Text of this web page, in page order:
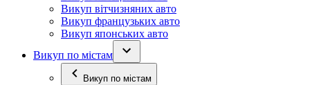
Викуп вітчизняних авто
Викуп французьких авто
Викуп японських авто
Викуп по містам
Викуп по містам